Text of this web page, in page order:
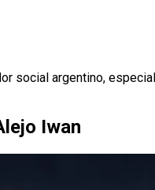
social argentino,
Iwan